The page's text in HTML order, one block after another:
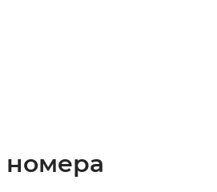
номера